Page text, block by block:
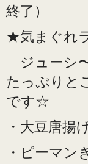
終了）
★気まぐれ
ジューシ
たっぷりと
です☆
・大豆唐揚
・ピーマン